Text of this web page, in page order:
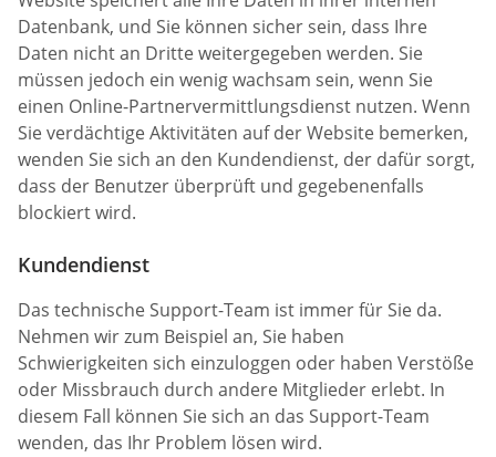
Datenbank, und Sie können sicher sein, dass Ihre
Daten nicht an Dritte weitergegeben werden. Sie
müssen jedoch ein wenig wachsam sein, wenn Sie
einen Online-Partnervermittlungsdienst nutzen. Wenn
Sie verdächtige Aktivitäten auf der Website bemerken,
wenden Sie sich an den Kundendienst, der dafür sorgt,
dass der Benutzer überprüft und gegebenenfalls
blockiert wird.
Kundendienst
Das technische Support-Team ist immer für Sie da.
Nehmen wir zum Beispiel an, Sie haben
Schwierigkeiten sich einzuloggen oder haben Verstöße
oder Missbrauch durch andere Mitglieder erlebt. In
diesem Fall können Sie sich an das Support-Team
wenden, das Ihr Problem lösen wird.